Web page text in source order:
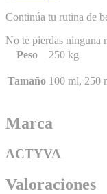
Continúa tu rutina de
No te pierdas ninguna
Peso
250 kg
Tamaño 100 ml, 250
Marca
ACTYVA
Valoraciones